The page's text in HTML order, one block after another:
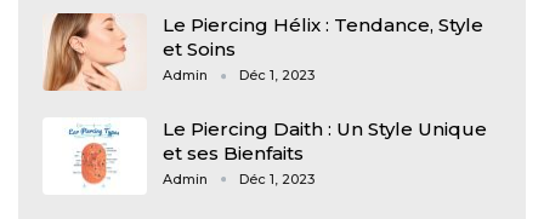
Le Piercing Hélix : Tendance, Style
et Soins
Admin Déc 1, 2023
Le Piercing Daith : Un Style Unique
et ses Bienfaits
Admin Déc 1, 2023